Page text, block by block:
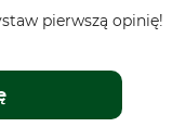
pierwszą opinię!